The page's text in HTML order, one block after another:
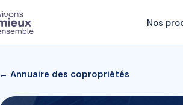
Nos
← Annuaire des copropriétés